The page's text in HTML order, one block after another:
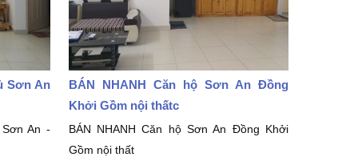
Sơn An
An -
BÁN NHANH Căn hộ Sơn An Đồng
Khởi Gồm nội thấtc
BÁN NHANH Căn hộ Sơn An Đồng Khởi
Gồm nội thất